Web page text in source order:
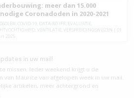
meer dan 15.000
Coronadoden in 2020-2021
COVID-19, DATA-R0-IFR EVALUATIE
, VENTILATIE VERSPREIDINGSWIJZEN
01
2025
in uw mail!
missen. leder weekend krijgt u de
van Maurice van afgelopen week in uw mail.
artikelen, meer achtergrond en